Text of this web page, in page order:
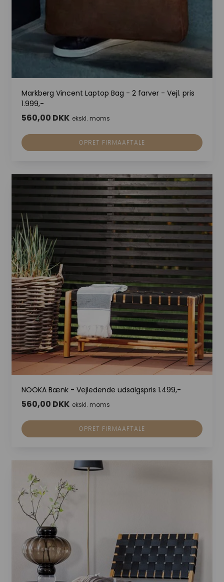
Markberg Vincent Laptop Bag - 2 farver - Vejl. pris
1.999,-
560,00 DKK ekskl. moms
OPRET FIRMAAFTALE
NOOKA Bænk - Vejledende udsalgspris 1.499,-
560,00 DKK ekskl. moms
OPRET FIRMAAFTALE